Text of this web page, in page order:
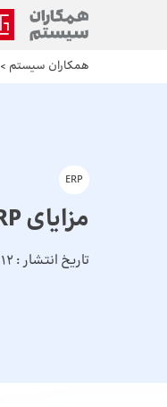
همکاران سیستم >
ERP
مزایای ERP و استفاده آن در سازمان‌ها و شرکت‌ها
تاریخ انتشار : 12 مرداد 1404